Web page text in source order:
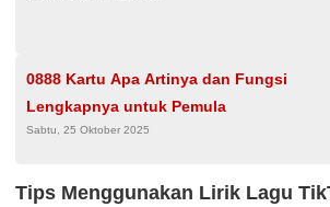
0888 Kartu Apa Artinya dan Fungsi
Lengkapnya untuk Pemula
Sabtu, 25 Oktober 2025
Tips Menggunakan Lirik Lagu